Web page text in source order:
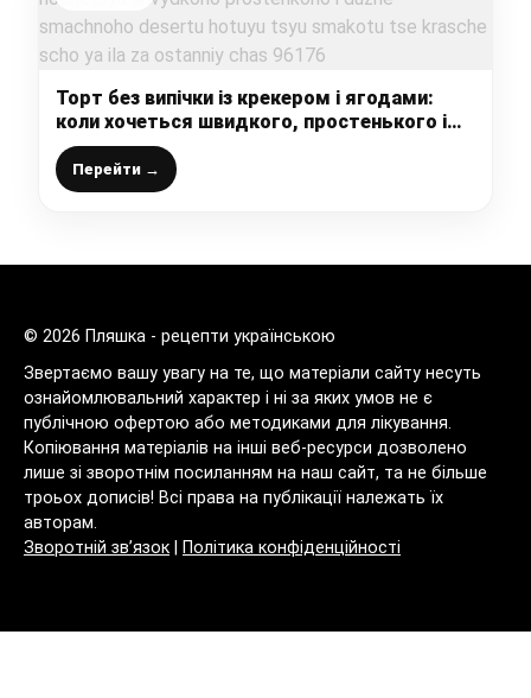
Торт без випічки із крекером і ягодами:
коли хочеться швидкого, простенького і
дуже смачного десерту готую цю смакоту
– це краще, що я їла за останній час
Перейти →
© 2026 Пляшка - рецепти українською
Звертаємо вашу увагу на те, що матеріали сайту несуть
ознайомлювальний характер і ні за яких умов не є
публічною офертою або методиками для лікування.
Копіювання матеріалів на інші веб-ресурси дозволено
лише зі зворотнім посиланням на наш сайт, та не більше
троьох дописів! Всі права на публікації належать їх
авторам.
Зворотній зв’язок
Політика конфіденційності